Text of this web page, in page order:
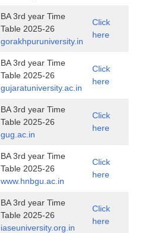
BA 3rd year Time
Table 2025-26
gorakhpuruniversity.in
Click
here
BA 3rd year Time
Table 2025-26
gujaratuniversity.ac.in
Click
here
BA 3rd year Time
Table 2025-26
gug.ac.in
Click
here
BA 3rd year Time
Table 2025-26
www.hnbgu.ac.in
Click
here
BA 3rd year Time
Table 2025-26
iaseuniversity.org.in
Click
here